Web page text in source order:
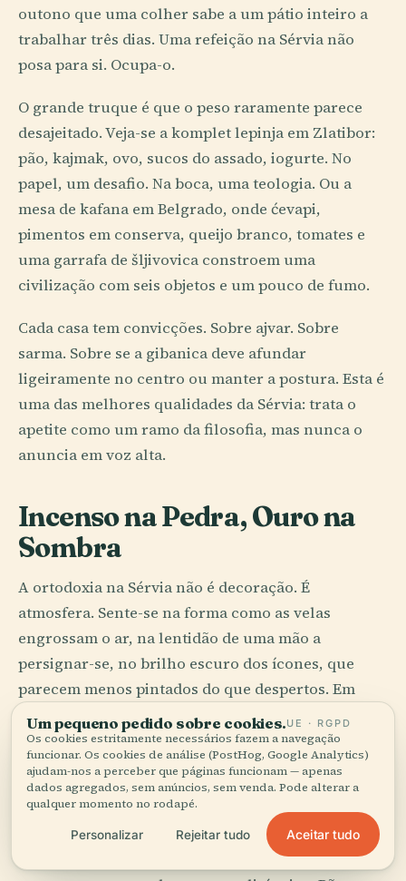
outono que uma colher sabe a um pátio inteiro a
trabalhar três dias. Uma refeição na Sérvia não
posa para si. Ocupa-o.
O grande truque é que o peso raramente parece
desajeitado. Veja-se a komplet lepinja em Zlatibor:
pão, kajmak, ovo, sucos do assado, iogurte. No
papel, um desafio. Na boca, uma teologia. Ou a
mesa de kafana em Belgrado, onde ćevapi,
pimentos em conserva, queijo branco, tomates e
uma garrafa de šljivovica constroem uma
civilização com seis objetos e um pouco de fumo.
Cada casa tem convicções. Sobre ajvar. Sobre
sarma. Sobre se a gibanica deve afundar
ligeiramente no centro ou manter a postura. Esta é
uma das melhores qualidades da Sérvia: trata o
apetite como um ramo da filosofia, mas nunca o
anuncia em voz alta.
Incenso na Pedra, Ouro na
Sombra
A ortodoxia na Sérvia não é decoração. É
atmosfera. Sente-se na forma como as velas
engrossam o ar, na lentidão de uma mão a
persignar-se, no brilho escuro dos ícones, que
parecem menos pintados do que despertos. Em
Studenica, o mármore branco apanha a luz da
montanha com uma pureza quase indecente, e
depois o interior baixa a voz: frescos, fumo, ouro,
luto antigo, resistência antiga.
O ritual familiar da slava diz ainda mais do que um
mosteiro. Uma casa guarda um santo padroeiro e,
Um pequeno pedido sobre cookies.UE · RGPD
Os cookies estritamente necessários fazem a navegação
funcionar. Os cookies de análise (PostHog, Google Analytics)
ajudam-nos a perceber que páginas funcionam — apenas
dados agregados, sem anúncios, sem venda. Pode alterar a
qualquer momento no rodapé.
Personalizar Rejeitar tudo Aceitar tudo